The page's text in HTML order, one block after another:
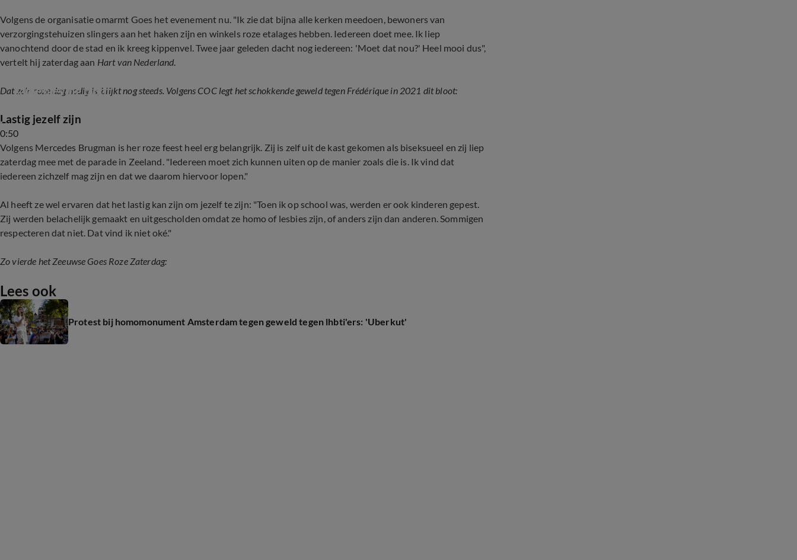
Volgens de organisatie omarmt Goes het evenement nu. "Ik zie dat bijna alle kerken meedoen, bewoners van
verzorgingstehuizen slingers aan het haken zijn en winkels roze etalages hebben. Iedereen doet mee. Ik liep
vanochtend door de stad en ik kreeg kippenvel. Twee jaar geleden dacht nog iedereen: 'Moet dat nou?' Heel mooi dus",
vertelt hij zaterdag aan Hart van Nederland.
Dat zo'n roze dag nodig is, blijkt nog steeds. Volgens COC legt het schokkende geweld tegen Frédérique in 2021 dit bloot:
0:50
samenleving bloot'
Lastig jezelf zijn
Volgens Mercedes Brugman is her roze feest heel erg belangrijk. Zij is zelf uit de kast gekomen als biseksueel en zij liep
zaterdag mee met de parade in Zeeland. "Iedereen moet zich kunnen uiten op de manier zoals die is. Ik vind dat
iedereen zichzelf mag zijn en dat we daarom hiervoor lopen."
Al heeft ze wel ervaren dat het lastig kan zijn om jezelf te zijn: "Toen ik op school was, werden er ook kinderen gepest.
Zij werden belachelijk gemaakt en uitgescholden omdat ze homo of lesbies zijn, of anders zijn dan anderen. Sommigen
respecteren dat niet. Dat vind ik niet oké."
Zo vierde het Zeeuwse Goes Roze Zaterdag:
Lees ook
Protest bij homomonument Amsterdam tegen geweld tegen lhbti'ers: 'Uberkut'